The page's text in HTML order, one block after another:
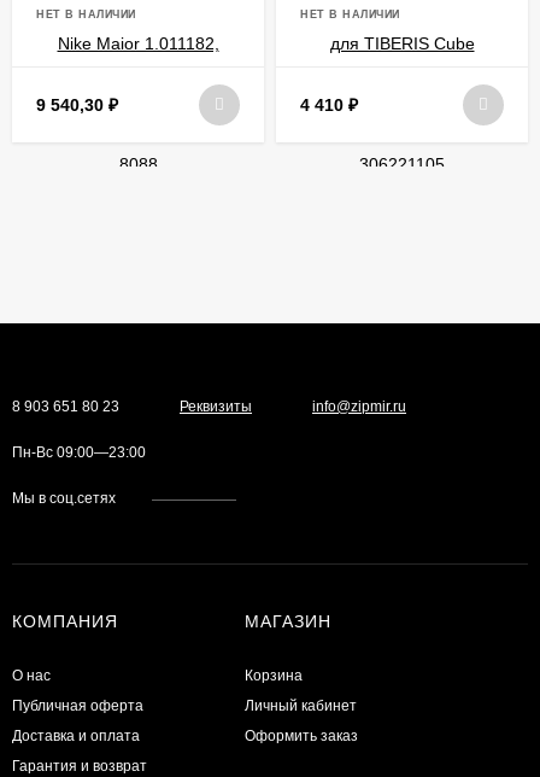
НЕТ В НАЛИЧИИ
9 540,30 ₽
НЕТ В НАЛИЧИИ
4 410 ₽
8 903 651 80 23 Реквизиты info@zipmir.ru
Пн-Вс 09:00—23:00
Мы в соц.сетях
КОМПАНИЯ
О нас
Публичная оферта
Доставка и оплата
Гарантия и возврат
МАГАЗИН
Корзина
Личный кабинет
Оформить заказ